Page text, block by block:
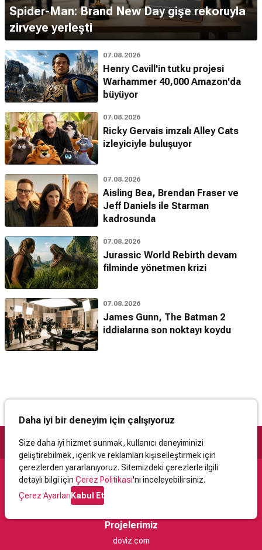
Spider-Man: Brand New Day gişe rekoruyla
zirveye yerleşti
07.08.2026
Henry Cavill'in tutku projesi
Warhammer 40,000 Amazon'da
büyüyor
07.08.2026
Ricky Gervais imzalı Alley Cats
izleyiciyle buluşuyor
07.08.2026
Aisling Bea, Brendan Fraser ve
Jeff Daniels ile Starman
kadrosunda
07.08.2026
Jurassic World Rebirth devam
filminde yönetmen krizi
07.08.2026
James Gunn, The Batman 2
iddialarına son noktayı koydu
Daha iyi bir deneyim için çalışıyoruz
Size daha iyi hizmet sunmak, kullanıcı deneyiminizi
geliştirebilmek, içerik ve reklamları kişiselleştirmek için
çerezlerden yararlanıyoruz. Sitemizdeki çerezlerle ilgili
detaylı bilgi için Çerez Politikası'nı inceleyebilirsiniz.
Çerez AyarlarıKabul Et
Destek
İletişimYardımKullanıcı Sözleşmesi
Projelerimiz
doviz.com